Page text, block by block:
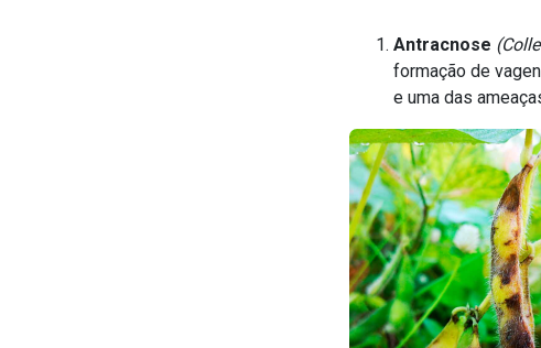
Antracnose
formação de
e uma das